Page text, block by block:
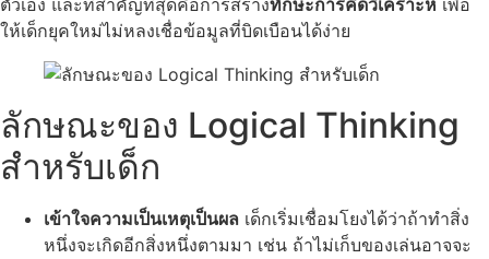
ตัวเอง และที่สำคัญที่สุดคือการสร้างทักษะการคิดวิเคราะห์ เพื่อ
ให้เด็กยุคใหม่ไม่หลงเชื่อข้อมูลที่บิดเบือนได้ง่าย
ลักษณะของ Logical Thinking
สำหรับเด็ก
เข้าใจความเป็นเหตุเป็นผล เด็กเริ่มเชื่อมโยงได้ว่าถ้าทำสิ่ง
หนึ่งจะเกิดอีกสิ่งหนึ่งตามมา เช่น ถ้าไม่เก็บของเล่นอาจจะ